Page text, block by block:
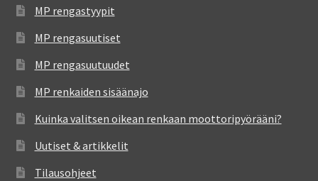
MP rengastyypit
MP rengasuutiset
MP rengasuutuudet
MP renkaiden sisäänajo
Kuinka valitsen oikean renkaan moottoripyörääni?
Uutiset & artikkelit
Tilausohjeet